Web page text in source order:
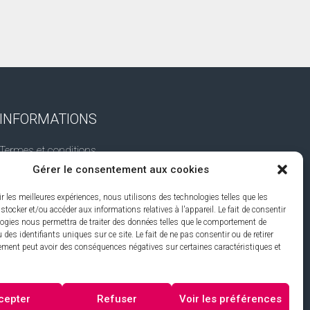
Gérer le consentement aux cookies
les meilleures expériences, nous utilisons des technologies telles que les
et/ou accéder aux informations relatives à l'appareil. Le fait de consentir
nous permettra de traiter des données telles que le comportement de
des identifiants uniques sur ce site. Le fait de ne pas consentir ou de retirer
peut avoir des conséquences négatives sur certaines caractéristiques et
Refuser Voir les préférences
INFORMATIONS
Termes et conditions
Avis juridique
Politique de confidentialité
Politique de cookies